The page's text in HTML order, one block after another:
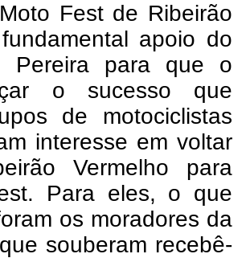
Fest de Ribeirão
apoio do
Pereira para que o
o sucesso que
de motociclistas
interesse em voltar
Vermelho para
Para eles, o que
os moradores da
souberam recebê-